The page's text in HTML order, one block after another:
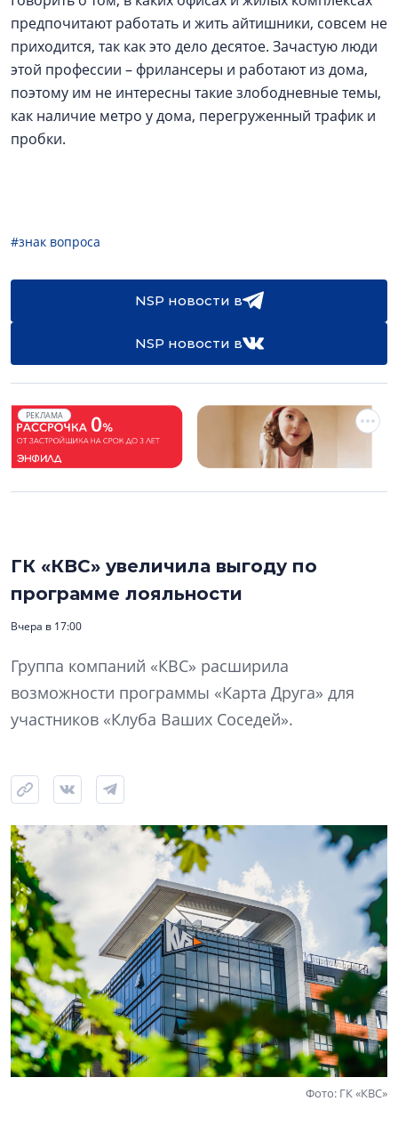
предпочитают работать и жить айтишники, совсем не
приходится, так как это дело десятое. Зачастую люди
этой профессии – фрилансеры и работают из дома,
поэтому им не интересны такие злободневные темы,
как наличие метро у дома, перегруженный трафик и
пробки.
#знак вопроса
NSP новости в
NSP новости в
РЕКЛАМА
ГК «КВС» увеличила выгоду по
программе лояльности
Вчера в 17:00
Группа компаний «КВС» расширила
возможности программы «Карта Друга» для
участников «Клуба Ваших Соседей».
Фото: ГК «КВС»